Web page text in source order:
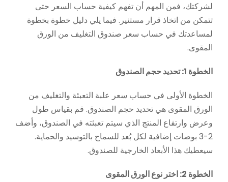
لشركتك، فمن المهم أن تفهم كيفية حساب السعر حتى
تتمكن من اتخاذ قرار مستنير. فيما يلي دليل خطوة بخطوة
لمساعدتك في حساب سعر صندوق التغليف من الورق
المقوى.
الخطوة 1: تحديد حجم الصندوق
الخطوة الأولى في حساب سعر علبة التعبئة والتغليف من
الورق المقوى هي تحديد حجم الصندوق. قم بقياس طول
وعرض وارتفاع المنتج الذي سيتم تعبئته في الصندوق، وأضف
2-3 بوصات إضافية لكل بُعد للسماح بالتوسيد والحماية.
سيعطيك هذا الأبعاد الخارجية للصندوق.
الخطوة 2: اختر نوع الورق المقوى